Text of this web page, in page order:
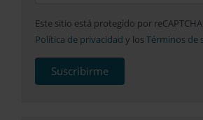
Este sitio está protegido por
Política de privacidad y los Términos de
Suscribirme